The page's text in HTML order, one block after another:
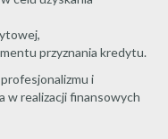
przyznania kredytu.
i
w realizacji finansowych